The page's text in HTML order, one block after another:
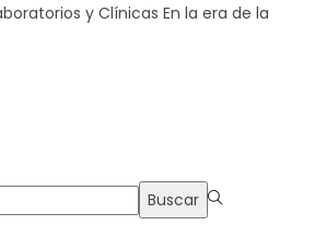
y Clínicas En la era de la
Buscar